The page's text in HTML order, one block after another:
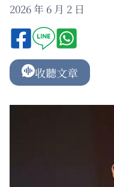
2026 年 6 月 2 日
收聽文章